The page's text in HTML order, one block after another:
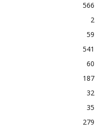
566
2
59
541
60
187
32
35
279